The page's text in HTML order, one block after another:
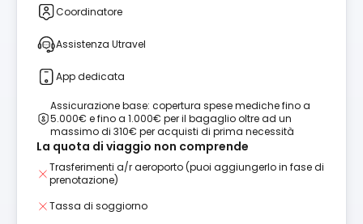
Coordinatore
Assistenza Utravel
App dedicata
Assicurazione base: copertura spese mediche fino a
5.000€ e fino a 1.000€ per il bagaglio oltre ad un
massimo di 310€ per acquisti di prima necessità
La quota di viaggio non comprende
Trasferimenti a/r aeroporto (puoi aggiungerlo in fase di
prenotazione)
Tassa di soggiorno